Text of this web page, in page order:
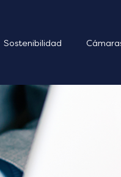
Sostenibilidad